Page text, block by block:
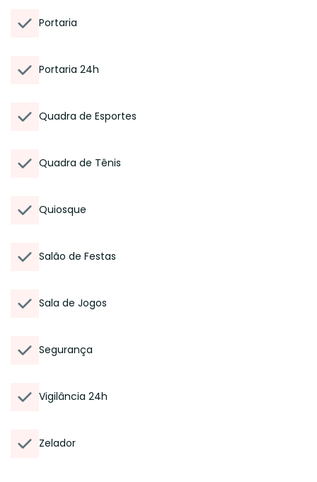
Portaria
Portaria 24h
Quadra de Esportes
Quadra de Tênis
Quiosque
Salão de Festas
Sala de Jogos
Segurança
Vigilância 24h
Zelador